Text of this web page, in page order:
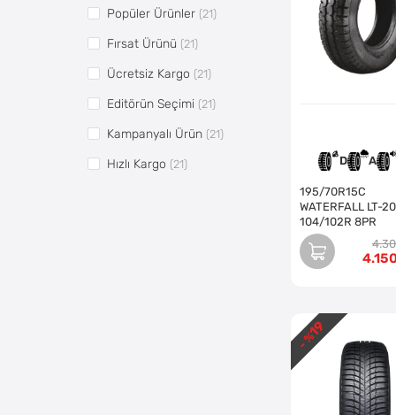
D A
195/70R15C
WATERFALL LT-
104/102R 8PR
- %
19
Popüler Ürünler (21)
Fırsat Ürünü (21)
Ücretsiz Kargo (21)
Editörün Seçimi (21)
Kampanyalı Ürün (21)
Hızlı Kargo (21)